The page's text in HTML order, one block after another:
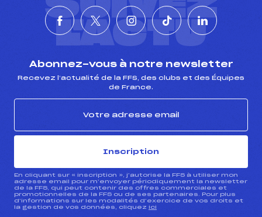
L'ACTU
Abonnez-vous à notre newsletter
Recevez l’actualité de la FFS, des clubs et des Équipes
de France.
Inscription
En cliquant sur « inscription », j’autorise la FFS à utiliser mon
adresse email pour m’envoyer périodiquement la newsletter
de la FFS, qui peut contenir des offres commerciales et
promotionnelles de la FFS ou de ses partenaires. Pour plus
d’informations sur les modalités d’exercice de vos droits et
la gestion de vos données, cliquez ici